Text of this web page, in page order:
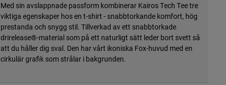
Med sin avslappnade passform kombinerar Kairos Tech Tee tre
viktiga egenskaper hos en t-shirt - snabbtorkande komfort, hög
prestanda och snygg stil. Tillverkad av ett snabbtorkade
drirelease®-material som på ett naturligt sätt leder bort svett så
att du håller dig sval. Den har vårt ikoniska Fox-huvud med en
cirkulär grafik som strålar i bakgrunden.